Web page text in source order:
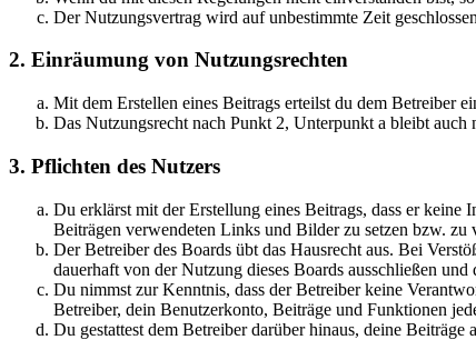
Der Nutzungsvertrag wird auf unbestimmte Zeit
2. Einräumung von Nutzungsrechten
Mit dem Erstellen eines Beitrags erteilst du dem Betreiber
Das Nutzungsrecht nach Punkt 2, Unterpunkt a bleibt auch
3. Pflichten des Nutzers
Du erklärst mit der Erstellung eines Beitrags, dass er keine
Beiträgen verwendeten Links und Bilder zu setzen bzw. zu
Der Betreiber des Boards übt das Hausrecht aus. Bei
dauerhaft von der Nutzung dieses Boards ausschließen
Du nimmst zur Kenntnis, dass der Betreiber keine
Betreiber, dein Benutzerkonto, Beiträge und Funktionen
Du gestattest dem Betreiber darüber hinaus, deine